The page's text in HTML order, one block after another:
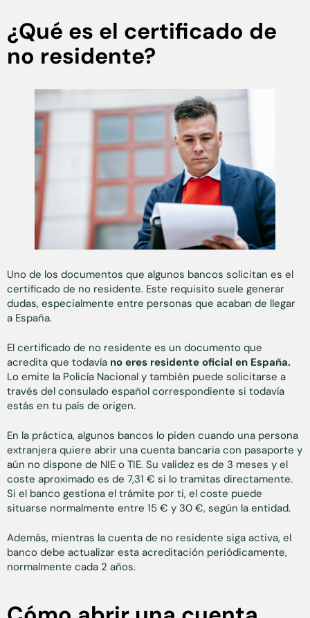
¿Qué es el certificado de
no residente?
Uno de los documentos que algunos bancos solicitan es el
certificado de no residente. Este requisito suele generar
dudas, especialmente entre personas que acaban de llegar
a España.
El certificado de no residente es un documento que
acredita que todavía no eres residente oficial en España.
Lo emite la Policía Nacional y también puede solicitarse a
través del consulado español correspondiente si todavía
estás en tu país de origen.
En la práctica, algunos bancos lo piden cuando una persona
extranjera quiere abrir una cuenta bancaria con pasaporte y
aún no dispone de NIE o TIE. Su validez es de 3 meses y el
coste aproximado es de 7,31 € si lo tramitas directamente.
Si el banco gestiona el trámite por ti, el coste puede
situarse normalmente entre 15 € y 30 €, según la entidad.
Además, mientras la cuenta de no residente siga activa, el
banco debe actualizar esta acreditación periódicamente,
normalmente cada 2 años.